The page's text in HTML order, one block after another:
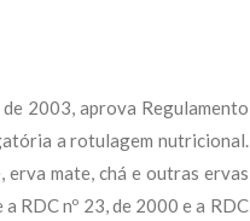
2003, aprova Regulamento
a rotulagem nutricional.
mate, chá e outras ervas
RDC nº 23, de 2000 e a RDC